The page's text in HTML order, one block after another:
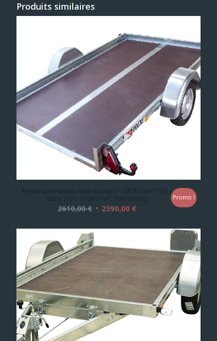
Produits similaires
Remorque Plateau Multi-Usages – ERDE PLM 170 F –
300 x 170 x 10 cm PTAC 750/1300 kg
2610,00€ Le
initial
était :
2610,00 €.
2390,00 €Le
actuel
2390,00 €.
Promo !